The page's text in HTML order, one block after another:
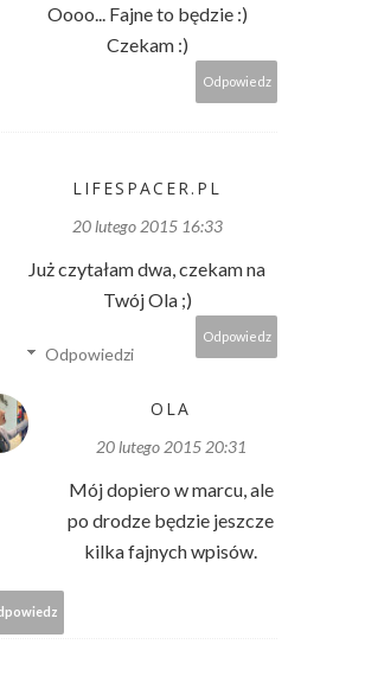
Oooo... Fajne to będzie :)
Czekam :)
Odpowiedz
LIFESPACER.PL
20 lutego 2015 16:33
Już czytałam dwa, czekam na
Twój Ola ;)
Odpowiedz
Odpowiedzi
OLA
20 lutego 2015 20:31
Mój dopiero w marcu, ale
po drodze będzie jeszcze
kilka fajnych wpisów.